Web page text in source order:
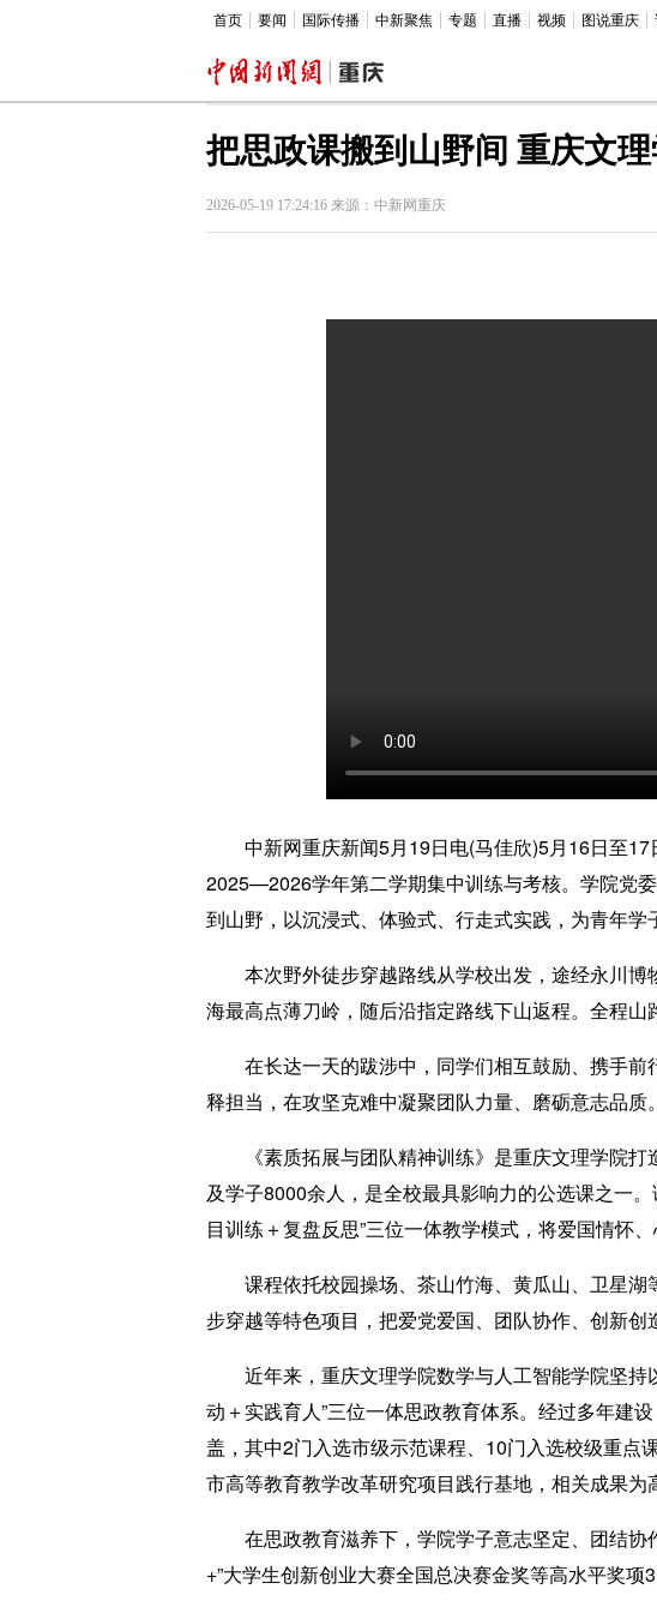
首页 要闻 国际传播 中新聚焦 专题 直播 视频 图说重庆
把思政课搬到山野间 重庆文
2026-05-19 17:24:16 来源：中新网重庆
中新网重庆新闻5月19日电(马佳欣)5月16日至17
2025—2026学年第二学期集中训练与考核。学院党
到山野，以沉浸式、体验式、行走式实践，为青年学
本次野外徒步穿越路线从学校出发，途经永川博
海最高点薄刀岭，随后沿指定路线下山返程。全程山
在长达一天的跋涉中，同学们相互鼓励、携手前
释担当，在攻坚克难中凝聚团队力量、磨砺意志品质。
《素质拓展与团队精神训练》是重庆文理学院打
及学子8000余人，是全校最具影响力的公选课之一
目训练＋复盘反思”三位一体教学模式，将爱国情怀
课程依托校园操场、茶山竹海、黄瓜山、卫星湖
步穿越等特色项目，把爱党爱国、团队协作、创新创
近年来，重庆文理学院数学与人工智能学院坚持
动＋实践育人”三位一体思政教育体系。经过多年建
盖，其中2门入选市级示范课程、10门入选校级重点
市高等教育教学改革研究项目践行基地，相关成果
在思政教育滋养下，学院学子意志坚定、团结协
+”大学生创新创业大赛全国总决赛金奖等高水平奖项